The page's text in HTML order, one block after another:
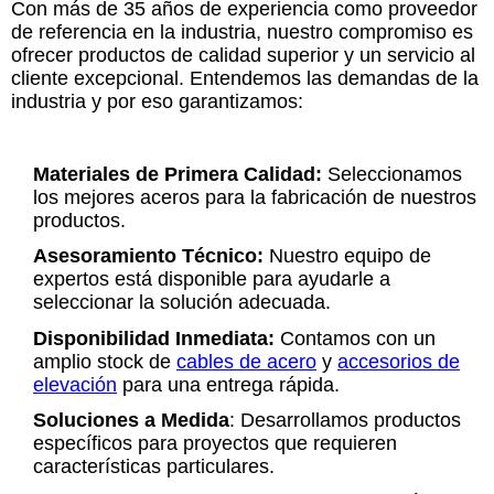
Con más de 35 años de experiencia como proveedor
de referencia en la industria, nuestro compromiso es
ofrecer productos de calidad superior y un servicio al
cliente excepcional. Entendemos las demandas de la
industria y por eso garantizamos:
Materiales de Primera Calidad: Seleccionamos
los mejores aceros para la fabricación de nuestros
productos.
Asesoramiento Técnico: Nuestro equipo de
expertos está disponible para ayudarle a
seleccionar la solución adecuada.
Disponibilidad Inmediata: Contamos con un
amplio stock de cables de acero y accesorios de
elevación para una entrega rápida.
Soluciones a Medida: Desarrollamos productos
específicos para proyectos que requieren
características particulares.